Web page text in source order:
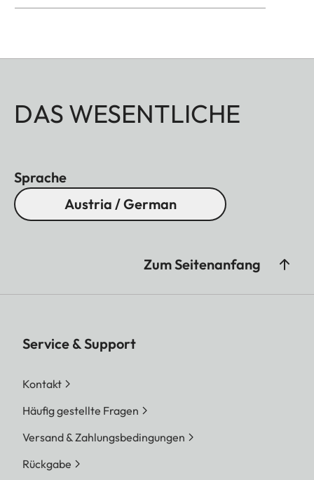
DAS WESENTLICHE
Sprache
Austria / German
Zum Seitenanfang
Service & Support
Kontakt
Häufig gestellte Fragen
Versand & Zahlungsbedingungen
Rückgabe